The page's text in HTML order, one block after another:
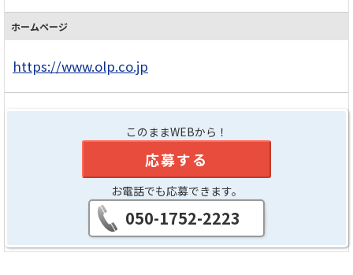
ホームページ
https://www.olp.co.jp
このままWEBから！
応募する
お電話でも応募できます。
050-1752-2223